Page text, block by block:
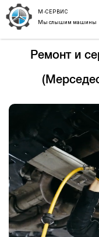
М-СЕРВИС
Мы слышим машины
Ремонт и